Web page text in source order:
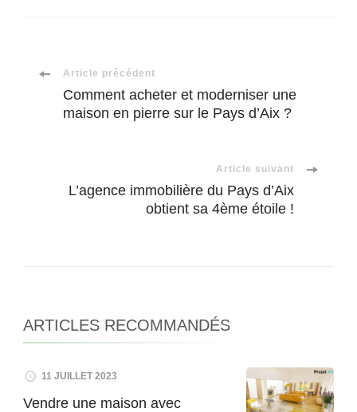
Navigation
d'article
Article précédent
Comment acheter et moderniser une
maison en pierre sur le Pays d’Aix ?
Article suivant
L’agence immobilière du Pays d’Aix
obtient sa 4ème étoile !
ARTICLES RECOMMANDÉS
11 JUILLET 2023
Vendre une maison avec